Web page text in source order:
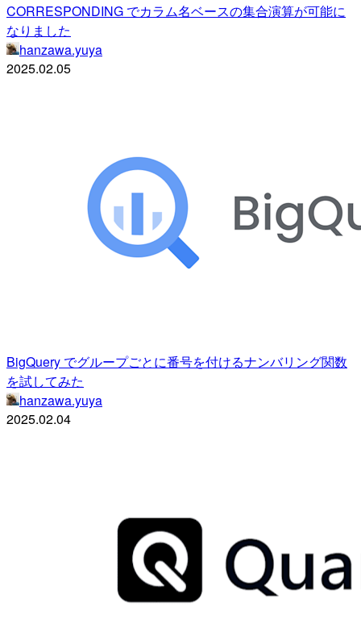
CORRESPONDING でカラム名ベースの集合演算が可能に
なりました
hanzawa.yuya
2025.02.05
BigQuery でグループごとに番号を付けるナンバリング関数
を試してみた
hanzawa.yuya
2025.02.04